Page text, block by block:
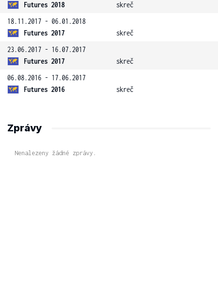
Futures 2018
skreč
18.11.2017 - 06.01.2018
Futures 2017
skreč
23.06.2017 - 16.07.2017
Futures 2017
skreč
06.08.2016 - 17.06.2017
Futures 2016
skreč
Zprávy
Nenalezeny žádné zprávy.